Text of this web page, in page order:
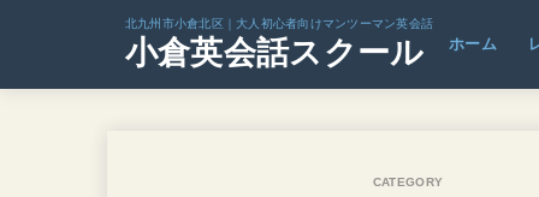
北九州市小倉北区｜大人初心者向けマンツーマン英会話
小倉英会話スクール ホーム